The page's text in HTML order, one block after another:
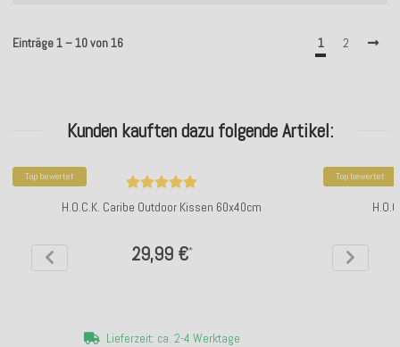
Einträge 1 – 10 von 16 1 2
Kunden kauften dazu folgende Artikel:
Top bewertet
H.O.C.K. Caribe Outdoor Kissen 60x40cm
29,99 €*
Lieferzeit: ca. 2-4 Werktage
Top bewertet